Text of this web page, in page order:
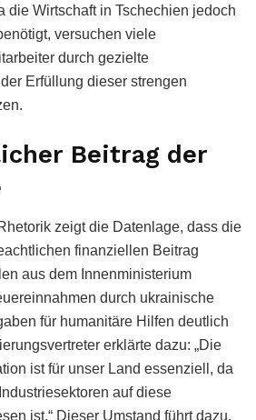
die Wirtschaft in Tschechien jedoch
versuchen viele
durch gezielte
Erfüllung dieser strengen
Beitrag der
zeigt die Datenlage, dass die
finanziellen Beitrag
aus dem Innenministerium
durch ukrainische
für humanitäre Hilfen deutlich
erklärte dazu: „Die
ist für unser Land essenziell, da
auf diese
ist.“ Dieser Umstand führt dazu,